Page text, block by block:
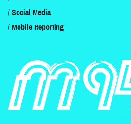
Social Media
Mobile Reporting